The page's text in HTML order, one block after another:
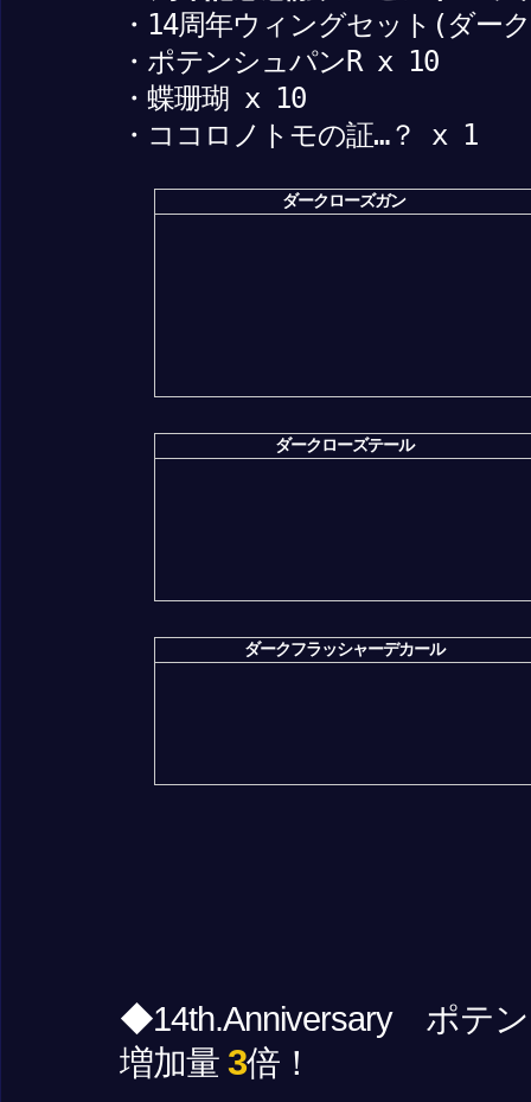
・14周年ウィングセット(ダ
・ポテンシュパンR x 10
・蝶珊瑚 x 10
・ココロノトモの証…？ x 1
ダークローズガン
ダークローズテール
ダークフラッシャーデカール
◆14th.Anniversary ポテ
増加量 3倍！